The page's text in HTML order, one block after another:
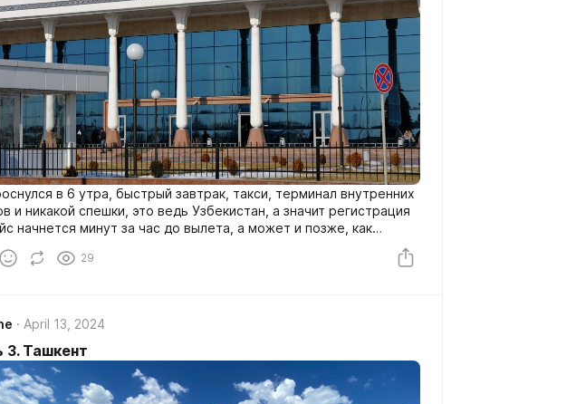
в 6 утра, быстрый завтрак, такси, терминал внутренних
и никакой спешки, это ведь Узбекистан, а значит регистрация
начнется минут за час до вылета, а может и позже, как
Главное здесь, что ты летишь в земли неизведанные, с
стороны сомнительные, но интересные - Республику
29
April 13, 2024
3. Ташкент